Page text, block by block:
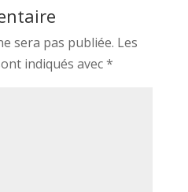
sera pas publiée. Les
indiqués avec*